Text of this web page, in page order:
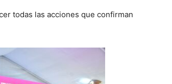
todas las acciones que confirman